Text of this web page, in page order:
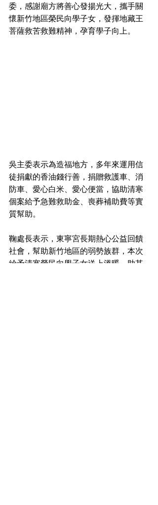
委，感謝廟方將善心發揚光大，攜手關
懷新竹地區榮民向學子女，發揮地藏王
菩薩救苦救難精神，孕育學子向上。
吳主委表示為造福地方，多年來運用信
徒捐獻的香油錢行善，捐贈救護車、消
防車、愛心白米、愛心便當，協助清寒
個案給予急難救助金、喪葬補助費等實
質幫助。
鞠處長表示，東寧宮長期熱心公益回饋
社會，幫助新竹地區的弱勢族群，本次
給予清寒榮民向學子女送上溫暖，助其